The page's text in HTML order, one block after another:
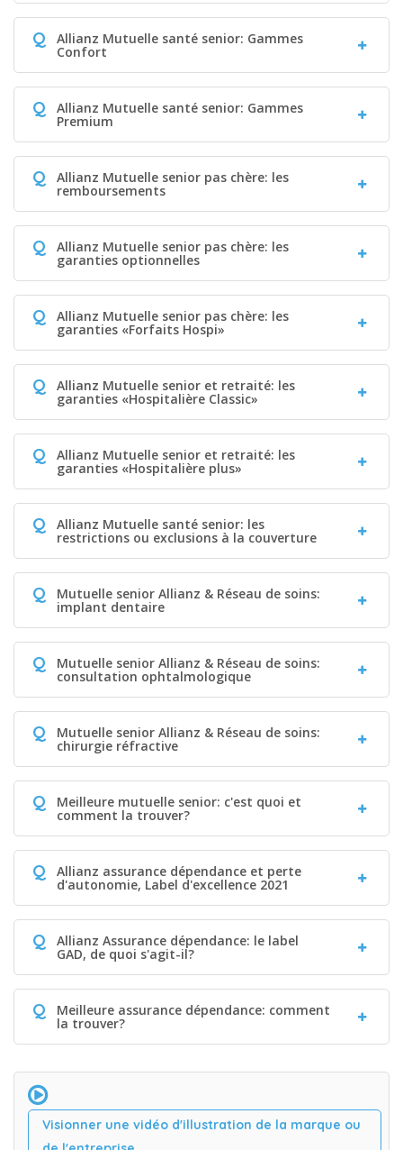
Q Allianz Mutuelle santé senior: Gammes
Confort
Q Allianz Mutuelle santé senior: Gammes
Premium
Q Allianz Mutuelle senior pas chère: les
remboursements
Q Allianz Mutuelle senior pas chère: les
garanties optionnelles
Q Allianz Mutuelle senior pas chère: les
garanties «Forfaits Hospi»
Q Allianz Mutuelle senior et retraité: les
garanties «Hospitalière Classic»
Q Allianz Mutuelle senior et retraité: les
garanties «Hospitalière plus»
Q Allianz Mutuelle santé senior: les
restrictions ou exclusions à la couverture
Q Mutuelle senior Allianz & Réseau de soins:
implant dentaire
Q Mutuelle senior Allianz & Réseau de soins:
consultation ophtalmologique
Q Mutuelle senior Allianz & Réseau de soins:
chirurgie réfractive
Q Meilleure mutuelle senior: c'est quoi et
comment la trouver?
Q Allianz assurance dépendance et perte
d'autonomie, Label d'excellence 2021
Q Allianz Assurance dépendance: le label
GAD, de quoi s'agit-il?
Q Meilleure assurance dépendance: comment
la trouver?
Visionner une vidéo d'illustration de la marque ou